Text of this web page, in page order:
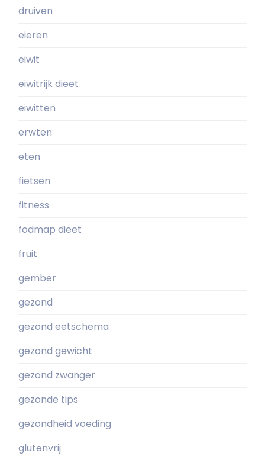
druiven
eieren
eiwit
eiwitrijk dieet
eiwitten
erwten
eten
fietsen
fitness
fodmap dieet
fruit
gember
gezond
gezond eetschema
gezond gewicht
gezond zwanger
gezonde tips
gezondheid voeding
glutenvrij